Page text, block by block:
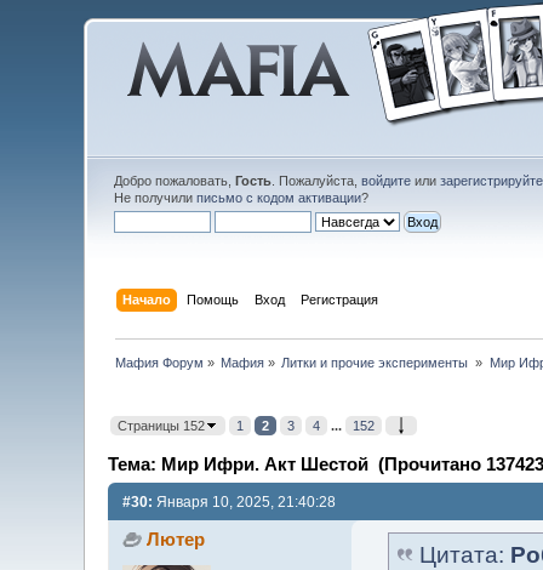
Добро пожаловать, Гость. Пожалуйста, войдитеили
Не получили письмо с кодом активации?
Начало Помощь Вход Регистрация
Мафия Форум » Мафия » Литки и прочие эксперименты » Мир
Страницы 152 1 2 3 4 ... 152
Тема: Мир Ифри. Акт Шестой (Прочитано
#30: Января 10, 2025, 21:40:28
Лютер
Цитата: